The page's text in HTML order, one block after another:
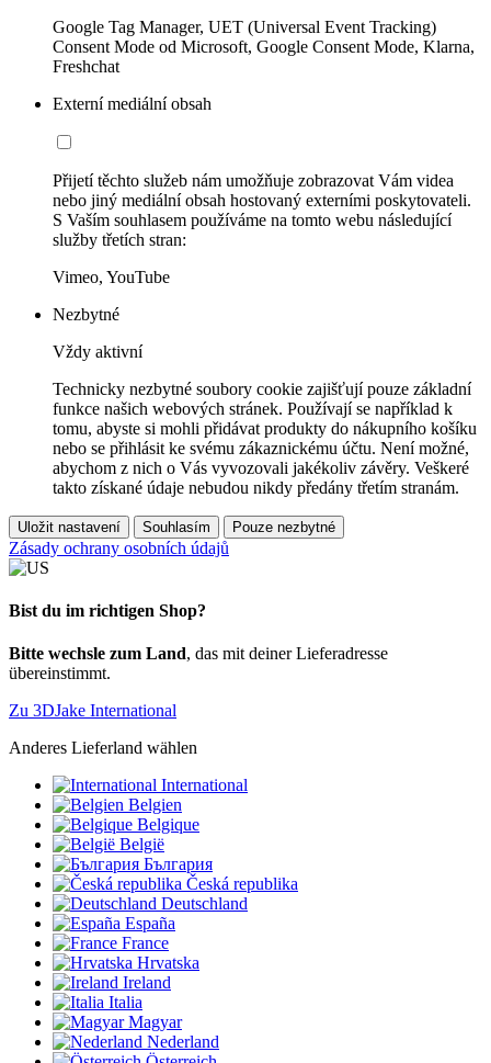
Google Tag Manager, UET (Universal Event Tracking)
Consent Mode od Microsoft, Google Consent Mode, Klarna,
Freshchat
Externí mediální obsah
Přijetí těchto služeb nám umožňuje zobrazovat Vám videa
nebo jiný mediální obsah hostovaný externími poskytovateli.
S Vaším souhlasem používáme na tomto webu následující
služby třetích stran:
Vimeo, YouTube
Nezbytné
Vždy aktivní
Technicky nezbytné soubory cookie zajišťují pouze základní
funkce našich webových stránek. Používají se například k
tomu, abyste si mohli přidávat produkty do nákupního košíku
nebo se přihlásit ke svému zákaznickému účtu. Není možné,
abychom z nich o Vás vyvozovali jakékoliv závěry. Veškeré
takto získané údaje nebudou nikdy předány třetím stranám.
Uložit nastavení Souhlasím Pouze nezbytné
Zásady ochrany osobních údajů
Bist du im richtigen Shop?
Bitte wechsle zum Land, das mit deiner Lieferadresse
übereinstimmt.
Zu 3DJake International
Anderes Lieferland wählen
International
Belgien
Belgique
België
България
Česká republika
Deutschland
España
France
Hrvatska
Ireland
Italia
Magyar
Nederland